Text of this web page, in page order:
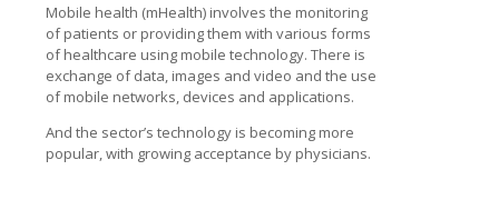
Mobile health (mHealth) involves the monitoring
of patients or providing them with various forms
of healthcare using mobile technology. There is
exchange of data, images and video and the use
of mobile networks, devices and applications.
And the sector’s technology is becoming more
popular, with growing acceptance by physicians.